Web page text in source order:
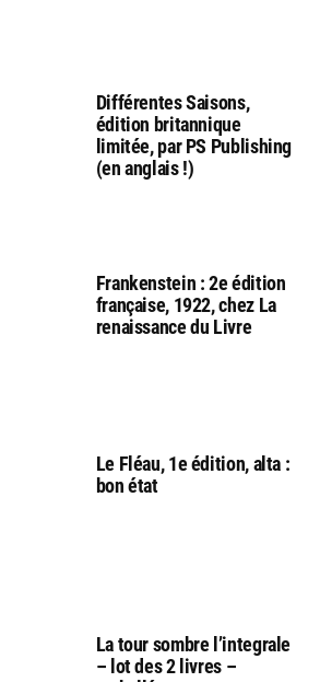
Différentes Saisons,
édition britannique
limitée, par PS Publishing
(en anglais !)
Frankenstein : 2e édition
française, 1922, chez La
renaissance du Livre
Le Fléau, 1e édition, alta :
bon état
La tour sombre l’integrale
– lot des 2 livres –